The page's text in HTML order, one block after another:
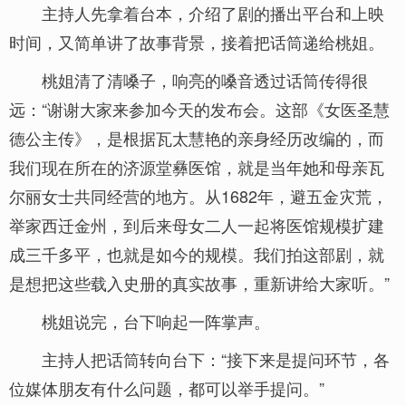
主持人先拿着台本，介绍了剧的播出平台和上映
时间，又简单讲了故事背景，接着把话筒递给桃姐。
桃姐清了清嗓子，响亮的嗓音透过话筒传得很
远：“谢谢大家来参加今天的发布会。这部《女医圣慧
德公主传》，是根据瓦太慧艳的亲身经历改编的，而
我们现在所在的济源堂彝医馆，就是当年她和母亲瓦
尔丽女士共同经营的地方。从1682年，避五金灾荒，
举家西迁金州，到后来母女二人一起将医馆规模扩建
成三千多平，也就是如今的规模。我们拍这部剧，就
是想把这些载入史册的真实故事，重新讲给大家听。”
桃姐说完，台下响起一阵掌声。
主持人把话筒转向台下：“接下来是提问环节，各
位媒体朋友有什么问题，都可以举手提问。”